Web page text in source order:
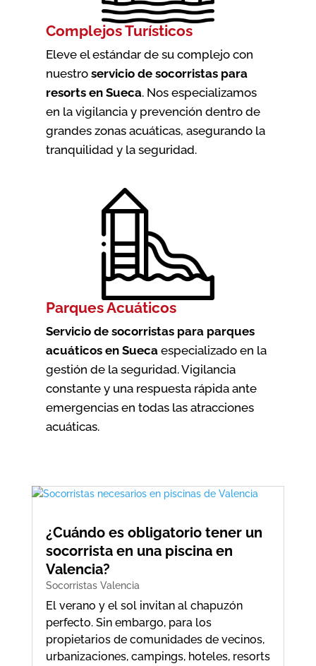
Complejos Turísticos
Eleve el estándar de su complejo con
nuestro servicio de socorristas para
resorts en Sueca. Nos especializamos
en la vigilancia y prevención dentro de
grandes zonas acuáticas, asegurando la
tranquilidad y la seguridad.
Parques Acuáticos
Servicio de socorristas para parques
acuáticos en Sueca especializado en la
gestión de la seguridad. Vigilancia
constante y una respuesta rápida ante
emergencias en todas las atracciones
acuáticas.
¿Cuándo es obligatorio tener un
socorrista en una piscina en
Valencia?
Socorristas Valencia
El verano y el sol invitan al chapuzón
perfecto. Sin embargo, para los
propietarios de comunidades de vecinos,
urbanizaciones, campings, hoteles, resorts